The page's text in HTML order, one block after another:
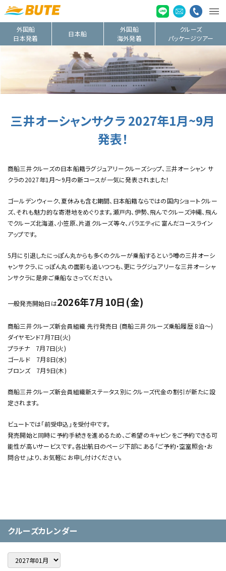
外国船
日本発着
日本船
外国船
海外発着
クルーズ
パッケージツアー
三井オーシャンサクラ 2027年1月~9月
発表！
商船三井クルーズの日本船籍ラグジュアリークルーズシップ、三井オーシャン サ
クラの2027年1月～9月の新コースが一気に発表されました！
ゴールデンウィーク、夏休みも含む期間、日本船籍ならではの国内ショートクルー
ズ、それも魅力的な寄港地をめぐります。瀬戸内、伊勢、飛んでクルーズ沖縄、飛ん
でクルーズ北海道、小笠原、片道クルーズ等々、バラエティに富んだコースライン
アップです。
5月に引退したにっぽん丸からも多くのクルーが乗船するという噂の三井オーシ
ャンサクラ、にっぽん丸の面影も追いつつも、更にラグジュアリーな三井オーシャ
ンサクラに是非ご乗船なさってください。
一般発売開始日は2026年7月10日(金)
商船三井クルーズ新会員組織 先行発売日 (商船三井クルーズ乗船履歴 8泊～)
ダイヤモンド7月7日(火)
プラチナ 7月7日(火)
ゴールド 7月8日(水)
ブロンズ 7月9日(木)
商船三井クルーズ新会員組織新ステータス別にクルーズ代金の割引が新たに設
定されます。
ビュートでは「前受申込」を受付中です。
発売開始と同時に予約手続きを進めるため、ご希望のキャビンをご予約できる可
能性が高いサービスです。各出航日のページ下部にある「ご予約・空室照会・お
問合せ」より、お気軽にお申し付けください。
クルーズカレンダー